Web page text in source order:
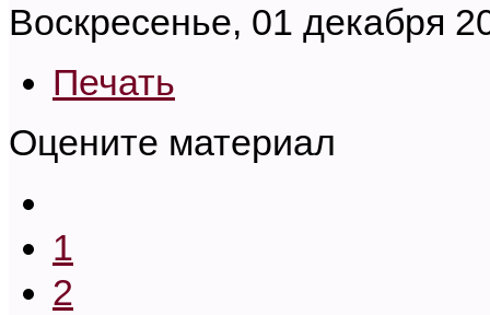
Воскресенье, 01 декабря
Печать
Оцените материал
1
2